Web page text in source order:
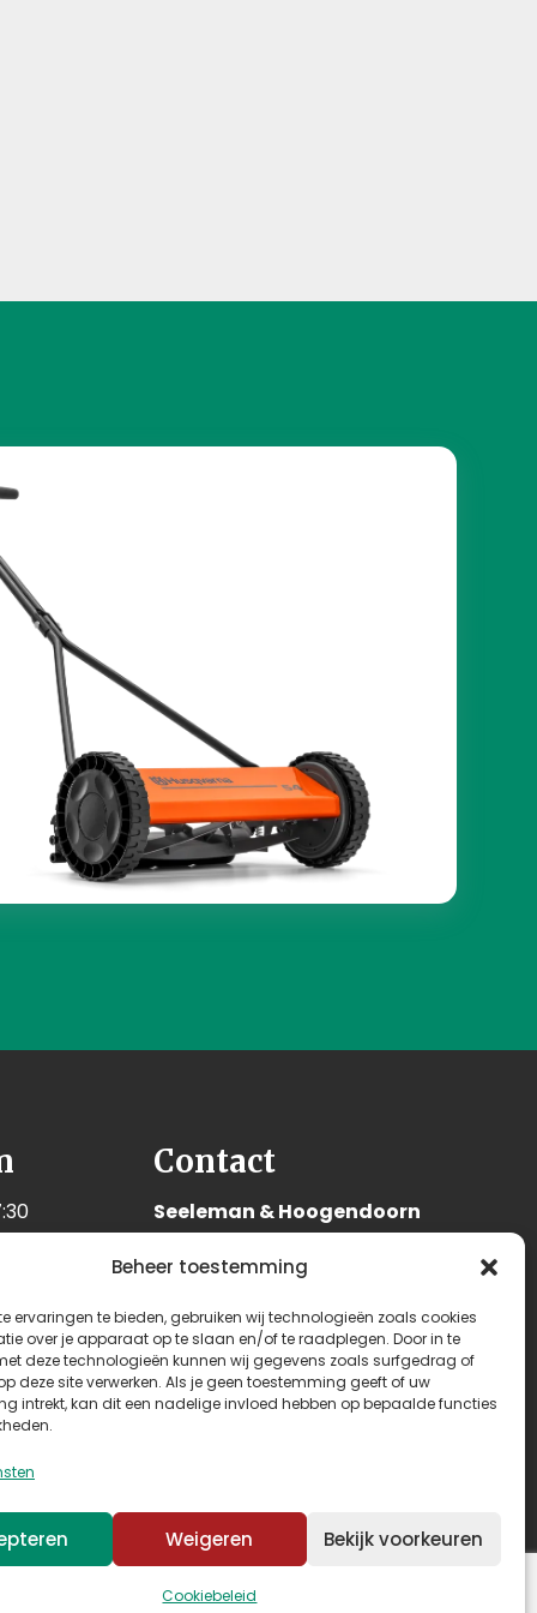
Beheer toestemming
ervaringen te bieden, gebruiken wij technologieën zoals cookies
over je apparaat op te slaan en/of te raadplegen. Door in te
deze technologieën kunnen wij gegevens zoals surfgedrag of
deze site verwerken. Als je geen toestemming geeft of uw
intrekt, kan dit een nadelige invloed hebben op bepaalde functies
Weigeren Bekijk voorkeuren
Cookiebeleid
Contact
Seeleman & Hoogendoorn
3628 GD Kockengen
Nederland
+31 (0)346 242 114
info@seehoo.nl
Algemene voorwaarden